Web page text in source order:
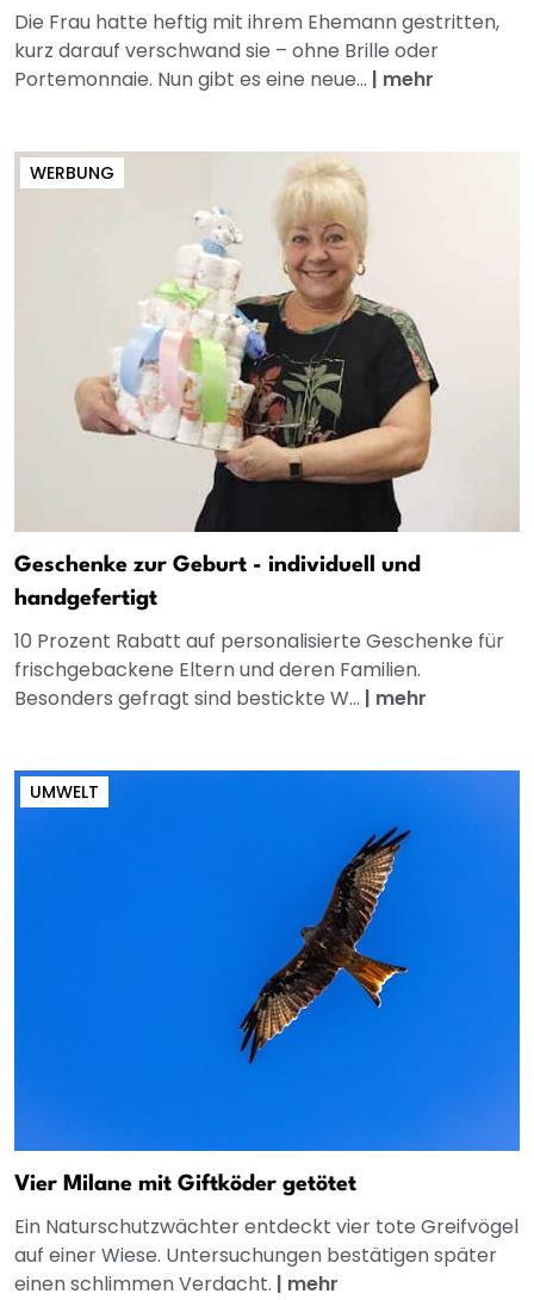
Die Frau hatte heftig mit ihrem Ehemann gestritten,
kurz darauf verschwand sie – ohne Brille oder
Portemonnaie. Nun gibt es eine neue... | mehr
WERBUNG
Geschenke zur Geburt - individuell und
handgefertigt
10 Prozent Rabatt auf personalisierte Geschenke für
frischgebackene Eltern und deren Familien.
Besonders gefragt sind bestickte W... | mehr
UMWELT
Vier Milane mit Giftköder getötet
Ein Naturschutzwächter entdeckt vier tote Greifvögel
auf einer Wiese. Untersuchungen bestätigen später
einen schlimmen Verdacht. | mehr